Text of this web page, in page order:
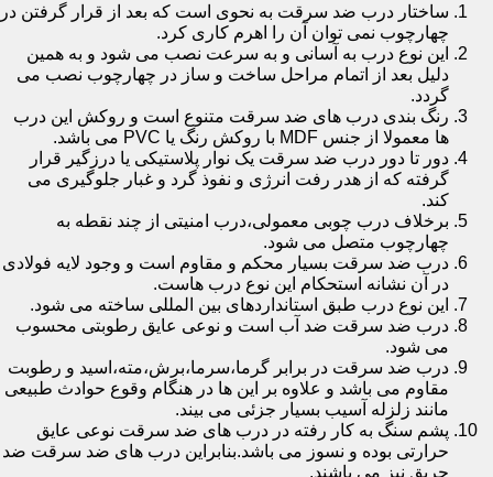
ساختار درب ضد سرقت به نحوی است که بعد از قرار گرفتن در
چهارچوب نمی توان آن را اهرم کاری کرد.
این نوع درب به آسانی و به سرعت نصب می شود و به همین
دلیل بعد از اتمام مراحل ساخت و ساز در چهارچوب نصب می
گردد.
رنگ بندی درب های ضد سرقت متنوع است و روکش این درب
ها معمولا از جنس MDF با روکش رنگ یا PVC می باشد.
دور تا دور درب ضد سرقت یک نوار پلاستیکی یا درزگیر قرار
گرفته که از هدر رفت انرژی و نفوذ گرد و غبار جلوگیری می
کند.
برخلاف درب چوبی معمولی،درب امنیتی از چند نقطه به
چهارچوب متصل می شود.
درب ضد سرقت بسیار محکم و مقاوم است و وجود لایه فولادی
در آن نشانه استحکام این نوع درب هاست.
این نوع درب طبق استانداردهای بین المللی ساخته می شود.
درب ضد سرقت ضد آب است و نوعی عایق رطوبتی محسوب
می شود.
درب ضد سرقت در برابر گرما،سرما،برش،مته،اسید و رطوبت
مقاوم می باشد و علاوه بر این ها در هنگام وقوع حوادث طبیعی
مانند زلزله آسیب بسیار جزئی می بیند.
پشم سنگ به کار رفته در درب های ضد سرقت نوعی عایق
حرارتی بوده و نسوز می باشد.بنابراین درب های ضد سرقت ضد
حریق نیز می باشند.